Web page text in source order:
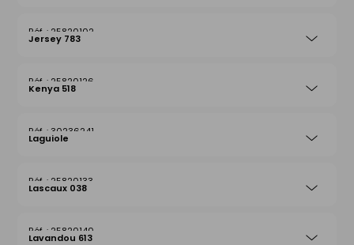
25820102
Jersey 783
25820126
Kenya 518
30236241
Laguiole
25820133
Lascaux 038
25820140
Lavandou 613